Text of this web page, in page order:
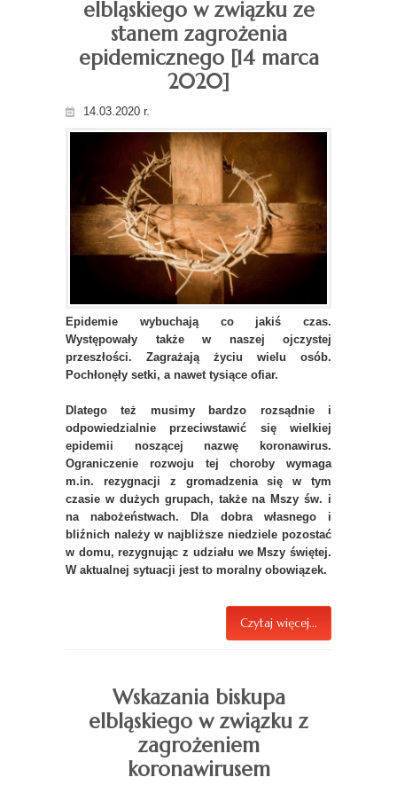
elbląskiego w związku ze
stanem zagrożenia
epidemicznego [14 marca
2020]
14.03.2020 r.
Epidemie wybuchają co jakiś czas.
Występowały także w naszej ojczystej
przeszłości. Zagrażają życiu wielu osób.
Pochłonęły setki, a nawet tysiące ofiar.
Dlatego też musimy bardzo rozsądnie i
odpowiedzialnie przeciwstawić się wielkiej
epidemii noszącej nazwę koronawirus.
Ograniczenie rozwoju tej choroby wymaga
m.in. rezygnacji z gromadzenia się w tym
czasie w dużych grupach, także na Mszy św. i
na nabożeństwach.Dla dobra własnego i
bliźnich należy w najbliższe niedziele pozostać
w domu, rezygnując z udziału we Mszy świętej.
W aktualnej sytuacji jest to moralny obowiązek.
Czytaj więcej...
Wskazania biskupa
elbląskiego w związku z
zagrożeniem
koronawirusem